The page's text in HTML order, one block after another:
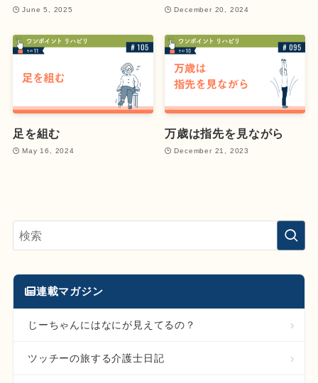
June 5, 2025 December 20, 2024
足を組む
May 16, 2024
万歳は指先を見ながら
December 21, 2023
連載マガジン
じーちゃんにはなにが見えてるの？
ツッチーの旅する介護士日記